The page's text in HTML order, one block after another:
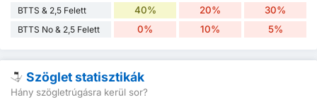
BTTS & 2,5 Felett 40% 20% 30%
BTTS No & 2,5 Felett 0% 10% 5%
Szöglet statisztikák
Hány szögletrúgásra kerül sor?